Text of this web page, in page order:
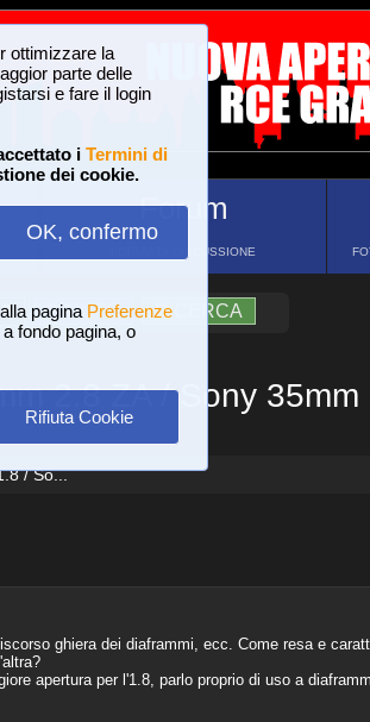
ottimizzare la
parte delle
e fare il login
i Termini di
dei cookie.
OK, confermo
pagina Preferenze
fondo pagina, o
Rifiuta Cookie
Forum
FORUM DI DISCUSSIONE
A ?AIUTO RICERCA
2.8 ZA / Sony
/ So...
ghiera dei diaframmi, ecc. Come resa e
apertura per l'1.8, parlo proprio di uso a